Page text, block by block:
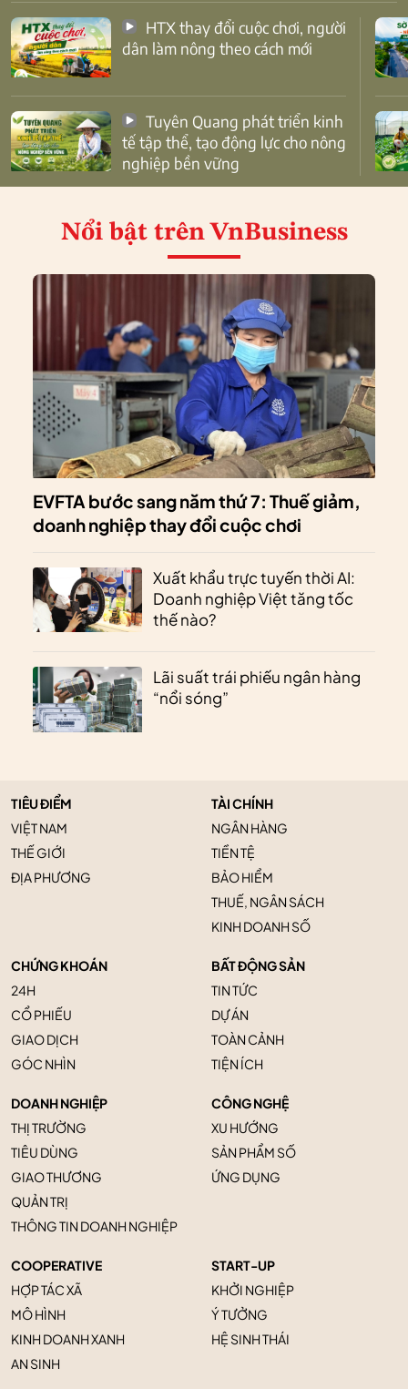
dân làm nông theo cách mới
tế tập thể, tạo động lực cho nông
nghiệp bền vững
Nổi bật trên VnBusiness
EVFTA bước sang năm thứ 7: Thuế giảm,
doanh nghiệp thay đổi cuộc chơi
Xuất khẩu trực tuyến thời AI:
Doanh nghiệp Việt tăng tốc
thế nào?
Lãi suất trái phiếu ngân hàng
“nổi sóng”
TIÊU ĐIỂM
VIỆT NAM
THẾ GIỚI
ĐỊA PHƯƠNG
TÀI CHÍNH
NGÂN HÀNG
TIỀN TỆ
BẢO HIỂM
THUẾ, NGÂN SÁCH
KINH DOANH SỐ
CHỨNG KHOÁN
24H
CỔ PHIẾU
GIAO DỊCH
GÓC NHÌN
BẤT ĐỘNG SẢN
TIN TỨC
DỰ ÁN
TOÀN CẢNH
TIỆN ÍCH
DOANH NGHIỆP
THỊ TRƯỜNG
TIÊU DÙNG
GIAO THƯƠNG
QUẢN TRỊ
THÔNG TIN DOANH NGHIỆP
CÔNG NGHỆ
XU HƯỚNG
SẢN PHẨM SỐ
ỨNG DỤNG
COOPERATIVE
HỢP TÁC XÃ
MÔ HÌNH
KINH DOANH XANH
AN SINH
START-UP
KHỞI NGHIỆP
Ý TƯỞNG
HỆ SINH THÁI